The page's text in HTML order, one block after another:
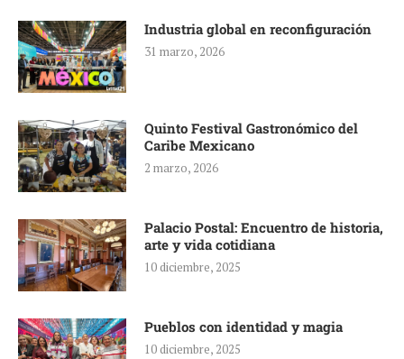
Industria global en reconfiguración
31 marzo, 2026
Quinto Festival Gastronómico del
Caribe Mexicano
2 marzo, 2026
Palacio Postal: Encuentro de historia,
arte y vida cotidiana
10 diciembre, 2025
Pueblos con identidad y magia
10 diciembre, 2025